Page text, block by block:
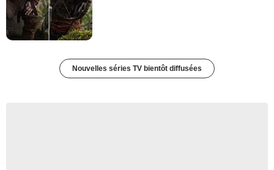
Nouvelles séries TV bientôt diffusées